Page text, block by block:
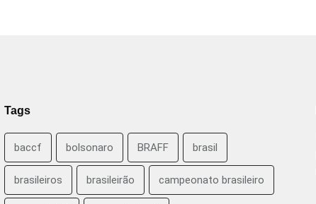
Tags
baccf bolsonaro BRAFF brasil
brasileiros brasileirão campeonato brasileiro